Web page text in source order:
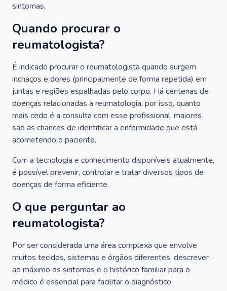
sintomas.
Quando procurar o
reumatologista?
É indicado procurar o reumatologista quando surgem
inchaços e dores (principalmente de forma repetida) em
juntas e regiões espalhadas pelo corpo. Há centenas de
doenças relacionadas à reumatologia, por isso, quanto
mais cedo é a consulta com esse profissional, maiores
são as chances de identificar a enfermidade que está
acometendo o paciente.
Com a tecnologia e conhecimento disponíveis atualmente,
é possível prevenir, controlar e tratar diversos tipos de
doenças de forma eficiente.
O que perguntar ao
reumatologista?
Por ser considerada uma área complexa que envolve
muitos tecidos, sistemas e órgãos diferentes, descrever
ao máximo os sintomas e o histórico familiar para o
médico é essencial para facilitar o diagnóstico.